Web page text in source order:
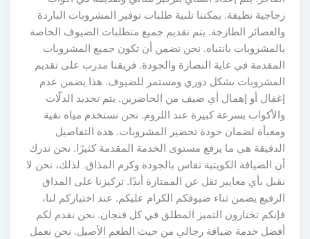
زجاجية نظيفة. يمكننا تلبية طلبات توفير المشروبات الباردة
والعصائر الطازجة. يتم تقديم جميع متطلبات الضيوف الخاصة
بالمشروبات بانتباه. نحن نضمن أن تكون جميع المشروبات
المقدمة في غاية النضارة والجودة. فريقنا مدرب على تقديم
المشروبات بشكل دوري ومستمر للضيوف. هذا يضمن عدم
إغفال أو إهمال أي ضيف من الحاضرين. يتم تجديد الدلّات
والأكواب بسرعة كبيرة عند اللزوم. نحن نستخدم مياه نقية
ومعبأة لضمان جودة تحضير المشروبات. هذه التفاصيل
الدقيقة هي ما يرفع مستوى الخدمة المقدمة كثيرًا. نحن ندرك
أن الضيافة الكويتية تقاس بالجودة وكرم المذاق. لذلك، نحن لا
نقبل بأي معايير تقل عن الممتازة أبدًا. تركيزنا على المذاق
الرفيع يضمن ثناء ضيوفكم الكرام عليكم. عند اختياركم لنا،
فإنكم تختارون التميز المطلق في كل فنجان. نحن نقدم لكم
أفضل خدمة ضيافة رجالي من حيث الطعم الأصيل. نحن نعمل